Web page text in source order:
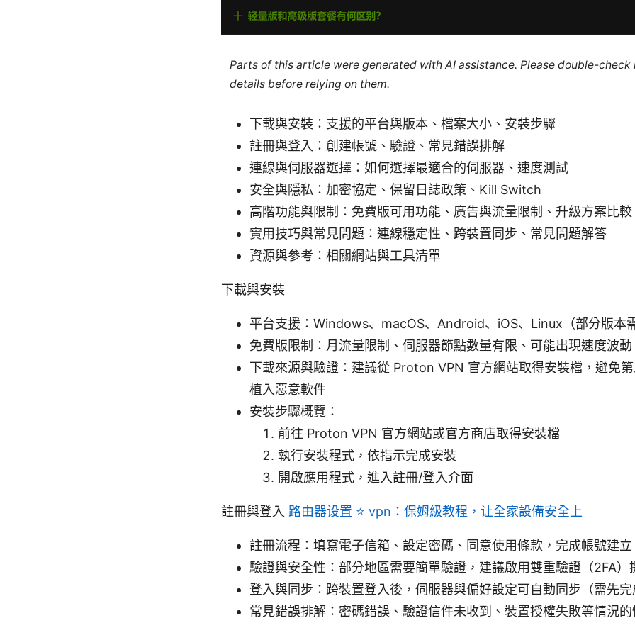
Parts of this article were generated with AI assistance. Please double-
details before relying on them.
下載與安裝：支援的平台與版本、檔案大小、安裝步驟
註冊與登入：創建帳號、驗證、常見錯誤排解
連線與伺服器選擇：如何選擇最適合的伺服器、速度測試
安全與隱私：加密協定、保留日誌政策、Kill Switch
高階功能與限制：免費版可用功能、廣告與流量限制、升級方案比較
實用技巧與常見問題：連線穩定性、跨裝置同步、常見問題解答
資源與參考：相關網站與工具清單
下載與安裝
平台支援：Windows、macOS、Android、iOS、Linux（部分版本
免費版限制：月流量限制、伺服器節點數量有限、可能出現速度波動
下載來源與驗證：建議從 Proton VPN 官方網站取得安裝檔，避免
植入惡意軟件
安裝步驟概覽：
前往 Proton VPN 官方網站或官方商店取得安裝檔
執行安裝程式，依指示完成安裝
開啟應用程式，進入註冊/登入介面
註冊與登入 路由器设置 ⭐ vpn：保姆級教程，让全家設備安全上
註冊流程：填寫電子信箱、設定密碼、同意使用條款，完成帳號建立
驗證與安全性：部分地區需要簡單驗證，建議啟用雙重驗證（2FA）
登入與同步：跨裝置登入後，伺服器與偏好設定可自動同步（需先完
常見錯誤排解：密碼錯誤、驗證信件未收到、裝置授權失敗等情況